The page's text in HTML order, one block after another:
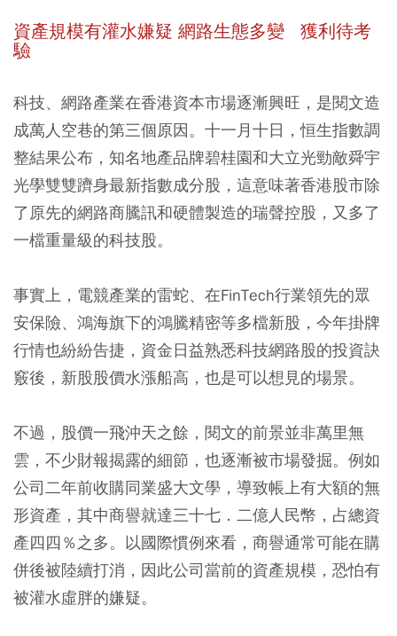
資產規模有灌水嫌疑 網路生態多變 獲利待考
驗
科技、網路產業在香港資本市場逐漸興旺，是閱文造
成萬人空巷的第三個原因。十一月十日，恒生指數調
整結果公布，知名地產品牌碧桂園和大立光勁敵舜宇
光學雙雙躋身最新指數成分股，這意味著香港股市除
了原先的網路商騰訊和硬體製造的瑞聲控股，又多了
一檔重量級的科技股。
事實上，電競產業的雷蛇、在FinTech行業領先的眾
安保險、鴻海旗下的鴻騰精密等多檔新股，今年掛牌
行情也紛紛告捷，資金日益熟悉科技網路股的投資訣
竅後，新股股價水漲船高，也是可以想見的場景。
不過，股價一飛沖天之餘，閱文的前景並非萬里無
雲，不少財報揭露的細節，也逐漸被市場發掘。例如
公司二年前收購同業盛大文學，導致帳上有大額的無
形資產，其中商譽就達三十七．二億人民幣，占總資
產四四％之多。以國際慣例來看，商譽通常可能在購
併後被陸續打消，因此公司當前的資產規模，恐怕有
被灌水虛胖的嫌疑。